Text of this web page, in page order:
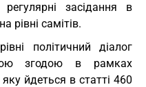
засідання в
рівні самітів.
політичний діалог
згодою в рамках
йдеться в статті 460